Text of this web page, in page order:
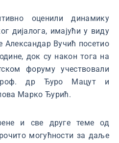
оценили динамику
дијалога, имајући у виду
Александар Вучић посетио
док су након тога на
форуму учествовали
др Ђуро Мацут и
Марко Ђурић.
и све друге теме од
могућности за даље